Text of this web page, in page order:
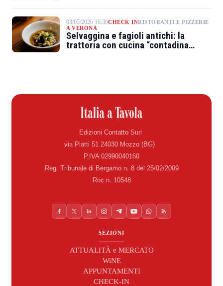
03/05/2026 16:30CHECK INRISTORANTI E PIZZERIE
A VERONA
Selvaggina e fagioli antichi: la
trattoria con cucina “contadina
Edizioni Contatto Surl
via Piatti 51 24030 Mozzo (BG)
P.IVA 02990040160
Reg. Tribunale di Bergamo n. 8 del 25/02/2009
Roc n. 10548
SEZIONI
ATTUALITÀ e MERCATO
WiNE
APPUNTAMENTI
CHECK-IN